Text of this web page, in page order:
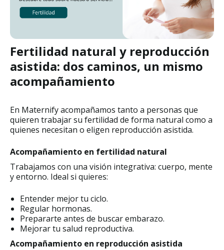
Fertilidad natural y reproducción
asistida: dos caminos, un mismo
acompañamiento
En Maternify acompañamos tanto a personas que
quieren trabajar su fertilidad de forma natural como a
quienes necesitan o eligen reproducción asistida.
Acompañamiento en fertilidad natural
Trabajamos con una visión integrativa: cuerpo, mente
y entorno. Ideal si quieres:
Entender mejor tu ciclo.
Regular hormonas.
Prepararte antes de buscar embarazo.
Mejorar tu salud reproductiva.
Acompañamiento en reproducción asistida